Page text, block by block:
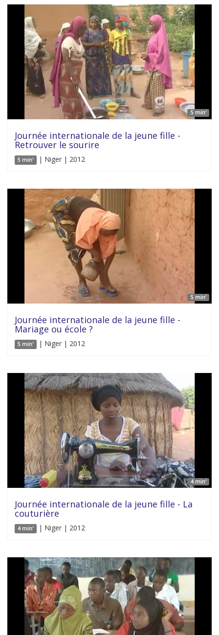
5 min'
Journée internationale de la jeune fille -
Retrouver le sourire
5 min' | Niger | 2012
5 min'
Journée internationale de la jeune fille -
Mariage ou école ?
5 min' | Niger | 2012
4 min'
Journée internationale de la jeune fille - La
couturière
4 min' | Niger | 2012